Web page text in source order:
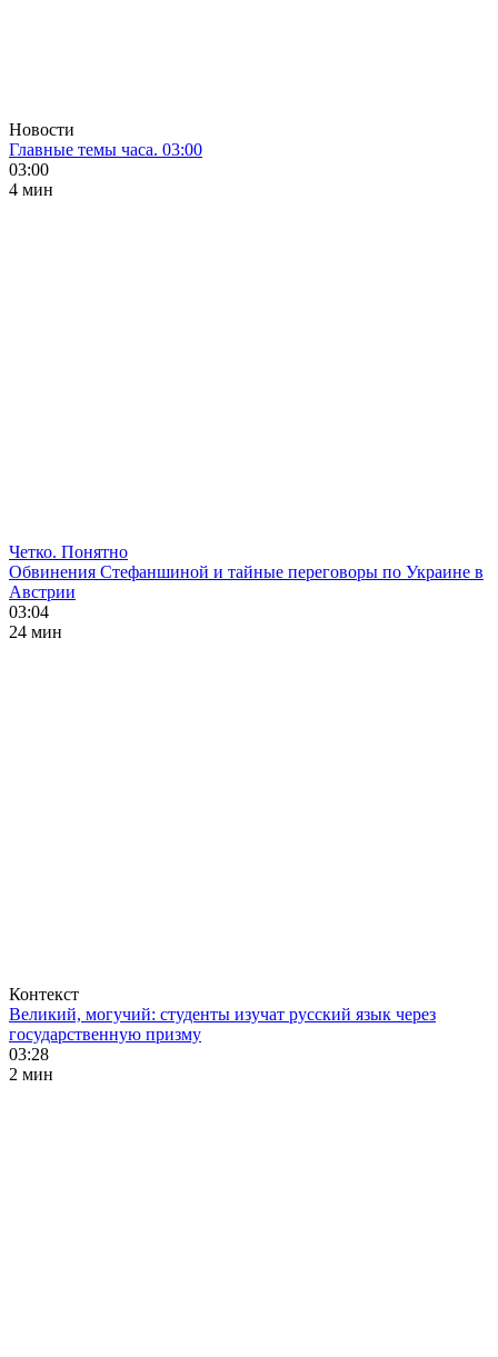
Новости
Главные темы часа. 03:00
03:00
4 мин
Четко. Понятно
Обвинения Стефаншиной и тайные переговоры по Украине в
Австрии
03:04
24 мин
Контекст
Великий, могучий: студенты изучат русский язык через
государственную призму
03:28
2 мин